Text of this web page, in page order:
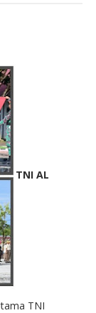
TNI AL
TNI